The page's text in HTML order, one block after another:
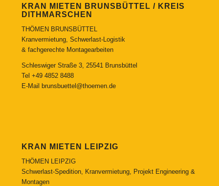
KRAN MIETEN BRUNSBÜTTEL / KREIS
DITHMARSCHEN
THÖMEN BRUNSBÜTTEL
Kranvermietung, Schwerlast-Logistik
& fachgerechte Montagearbeiten
Schleswiger Straße 3, 25541 Brunsbüttel
Tel +49 4852 8488
E-Mail
brunsbuettel@thoemen.de
KRAN MIETEN LEIPZIG
THÖMEN LEIPZIG
Schwerlast-Spedition, Kranvermietung, Projekt Engineering &
Montagen